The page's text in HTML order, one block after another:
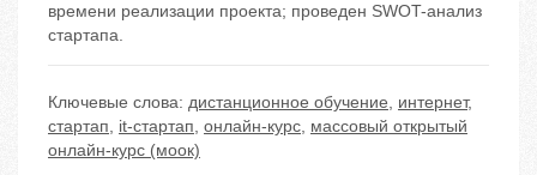
времени реализации проекта; проведен SWOT-анализ
стартапа.
Ключевые слова: дистанционное обучение, интернет,
стартап, it-стартап, онлайн-курс, массовый открытый
онлайн-курс (моок)